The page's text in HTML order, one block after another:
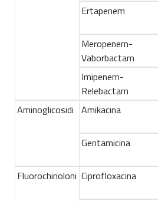
Ertapenem
Meropenem-
Vaborbactam
Imipenem-
Relebactam
Aminoglicosidi Amikacina
Gentamicina
Fluorochinoloni Ciprofloxacina